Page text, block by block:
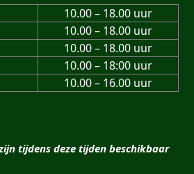
10.00 – 18.00 uur
10.00 – 18.00 uur
10.00 – 18.00 uur
10.00 – 18:00 uur
10.00 – 16.00 uur
tijdens deze tijden beschikbaar